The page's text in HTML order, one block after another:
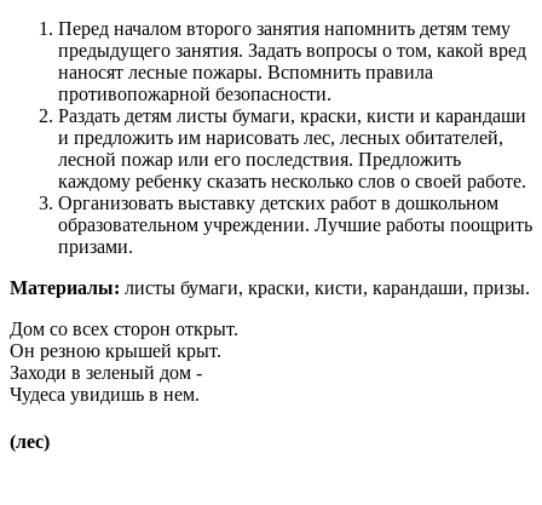
Перед началом второго занятия напомнить детям тему
предыдущего занятия. Задать вопросы о том, какой вред
наносят лесные пожары. Вспомнить правила
противопожарной безопасности.
Раздать детям листы бумаги, краски, кисти и карандаши
и предложить им нарисовать лес, лесных обитателей,
лесной пожар или его последствия. Предложить
каждому ребенку сказать несколько слов о своей работе.
Организовать выставку детских работ в дошкольном
образовательном учреждении. Лучшие работы поощрить
призами.
Материалы: листы бумаги, краски, кисти, карандаши, призы.
Дом со всех сторон открыт.
Он резною крышей крыт.
Заходи в зеленый дом -
Чудеса увидишь в нем.
(лес)